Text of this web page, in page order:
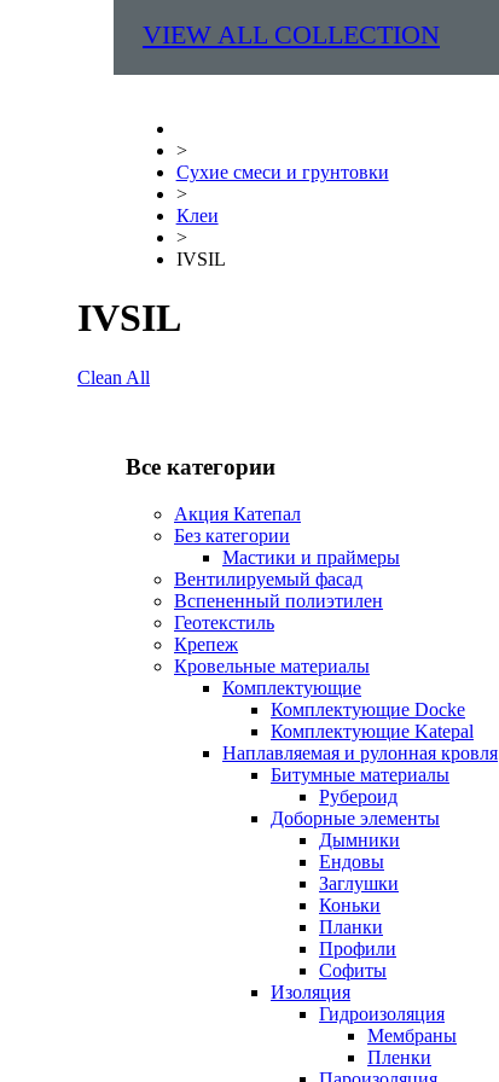
VIEW ALL COLLECTION
>
Сухие смеси и грунтовки
>
Клеи
>
IVSIL
IVSIL
Clean All
Все категории
Акция Катепал
Без категории
Мастики и праймеры
Вентилируемый фасад
Вспененный полиэтилен
Геотекстиль
Крепеж
Кровельные материалы
Комплектующие
Комплектующие Docke
Комплектующие Katepal
Наплавляемая и рулонная кровля
Битумные материалы
Рубероид
Доборные элементы
Дымники
Ендовы
Заглушки
Коньки
Планки
Профили
Софиты
Изоляция
Гидроизоляция
Мембраны
Пленки